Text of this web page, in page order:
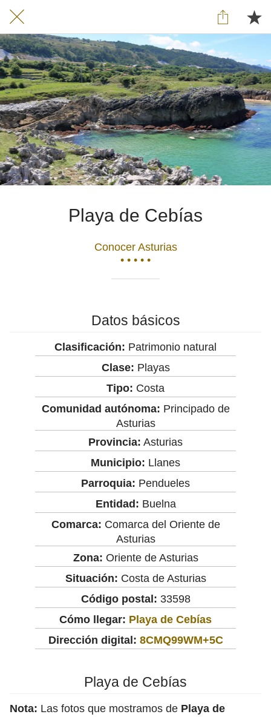
Playa de Cebías
Conocer Asturias
• • • • •
Datos básicos
Clasificación: Patrimonio natural
Clase: Playas
Tipo: Costa
Comunidad autónoma: Principado de
Asturias
Provincia: Asturias
Municipio: Llanes
Parroquia: Pendueles
Entidad: Buelna
Comarca: Comarca del Oriente de
Asturias
Zona: Oriente de Asturias
Situación: Costa de Asturias
Código postal: 33598
Cómo llegar: Playa de Cebías
Dirección digital: 8CMQ99WM+5C
Playa de Cebías
Nota: Las fotos que mostramos de Playa de